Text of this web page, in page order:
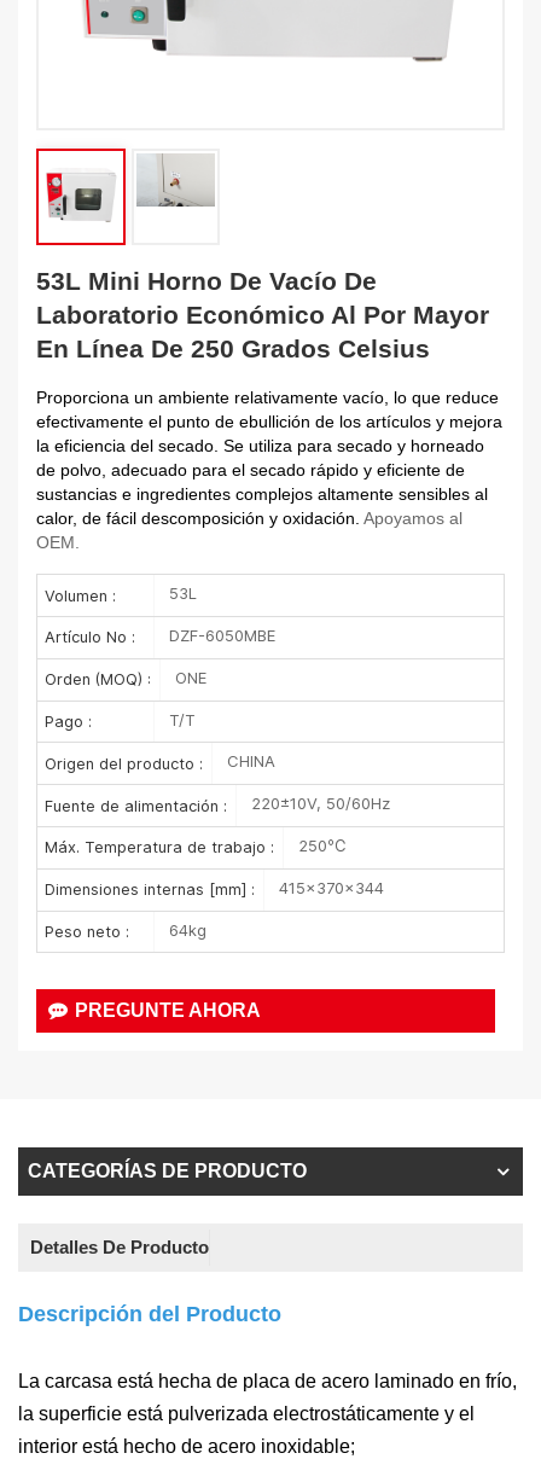
53L Mini Horno De Vacío De
Laboratorio Económico Al Por Mayor
En Línea De 250 Grados Celsius
Proporciona un ambiente relativamente vacío, lo que reduce
efectivamente el punto de ebullición de los artículos y mejora
la eficiencia del secado. Se utiliza para secado y horneado
de polvo, adecuado para el secado rápido y eficiente de
sustancias e ingredientes complejos altamente sensibles al
calor, de fácil descomposición y oxidación. Apoyamos al
OEM.
Volumen : 53L
Artículo No : DZF-6050MBE
Orden (MOQ) : ONE
Pago : T/T
Origen del producto : CHINA
Fuente de alimentación : 220±10V, 50/60Hz
Máx. Temperatura de trabajo : 250℃
Dimensiones internas [mm] : 415×370×344
Peso neto : 64kg
PREGUNTE AHORA
CATEGORÍAS DE PRODUCTO
Detalles De Producto
Descripción del Producto
La carcasa está hecha de placa de acero laminado en frío,
la superficie está pulverizada electrostáticamente y el
interior está hecho de acero inoxidable;